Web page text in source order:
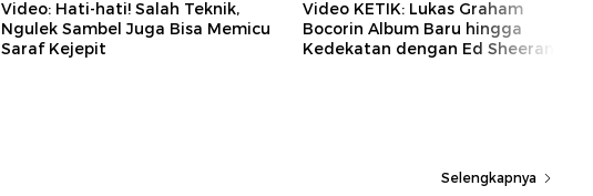
Video: Hati-hati! Salah Teknik,
Ngulek Sambel Juga Bisa Memicu
Saraf Kejepit
Video KETIK: Lukas Graham
Bocorin Album Baru hingga
Kedekatan dengan Ed Sheeran
Selengkapnya